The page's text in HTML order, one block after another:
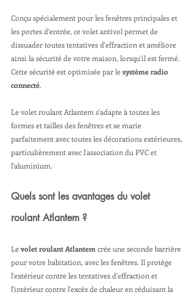
Conçu spécialement pour les fenêtres principales et
les portes d'entrée, ce volet antivol permet de
dissuader toutes tentatives d'effraction et améliore
ainsi la sécurité de votre maison, lorsqu'il est fermé.
Cette sécurité est optimisée par le système radio
connecté.
Le volet roulant Atlantem s'adapte à toutes les
formes et tailles des fenêtres et se marie
parfaitement avec toutes les décorations extérieures,
particulièrement avec l'association du PVC et
l'aluminium.
Quels sont les avantages du volet
roulant Atlantem ?
Le volet roulant Atlantem crée une seconde barrière
pour votre habitation, avec les fenêtres. Il protège
l'extérieur contre les tentatives d'effraction et
l'intérieur contre l'excès de chaleur en réduisant la